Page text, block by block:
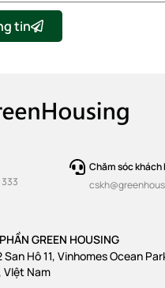
tin
Chăm sóc khách
GREEN HOUSING
Hô 11, Vinhomes Ocean
VIệt Nam